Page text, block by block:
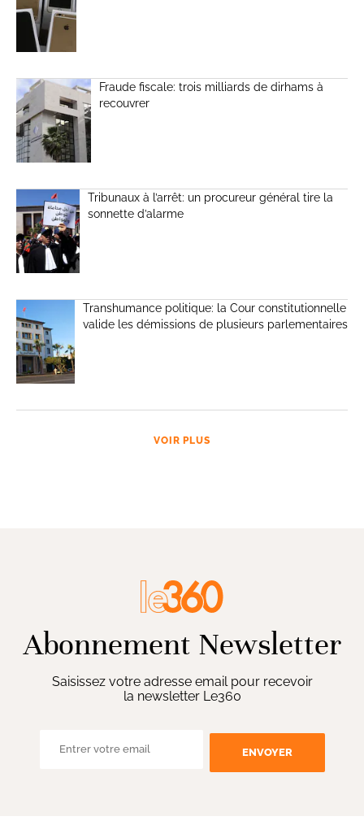
Fraude fiscale: trois milliards de dirhams à
recouvrer
Tribunaux à l’arrêt: un procureur général tire la
sonnette d’alarme
Transhumance politique: la Cour constitutionnelle
valide les démissions de plusieurs parlementaires
VOIR PLUS
Abonnement Newsletter
Saisissez votre adresse email pour recevoir
la newsletter Le360
ENVOYER